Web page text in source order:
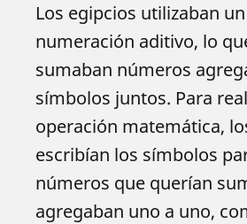
Los egipcios utilizaban
numeración aditivo, lo
sumaban números
símbolos juntos. Para
operación matemática,
escribían los símbolos
números que querían
agregaban uno a uno,